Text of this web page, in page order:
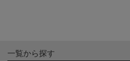
一覧から探す